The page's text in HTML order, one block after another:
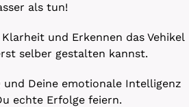
als tun!
und Erkennen das Vehikel
selber gestalten kannst.
Deine emotionale Intelligenz
echte Erfolge feiern.